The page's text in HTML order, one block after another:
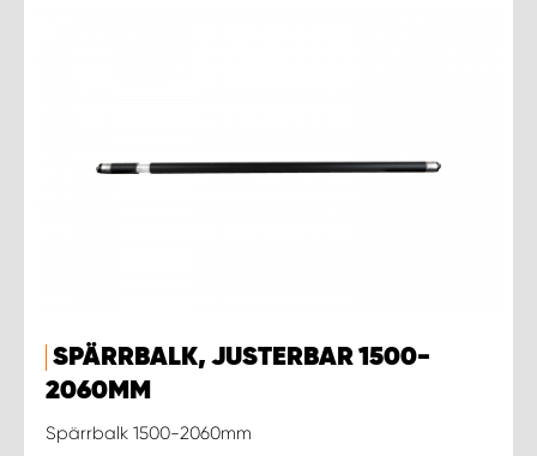
SPÄRRBALK, JUSTERBAR 1500-
2060MM
Spärrbalk 1500-2060mm